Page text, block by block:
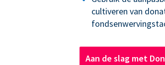
cultiveren van
Aan de slag met